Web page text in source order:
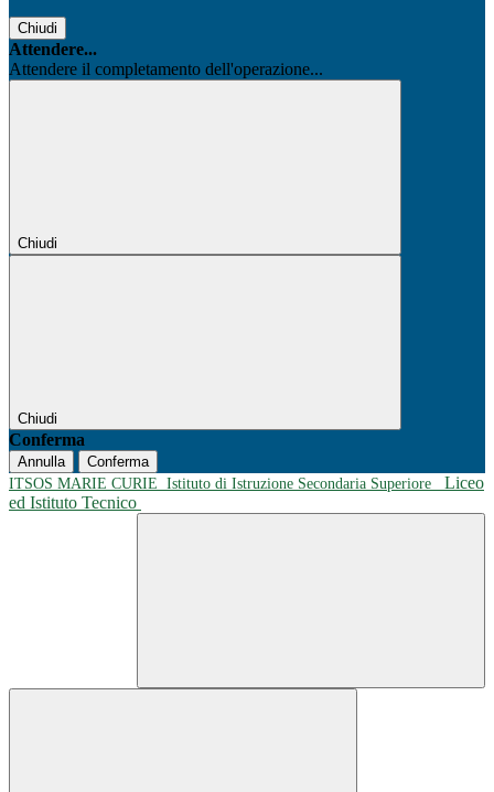
Chiudi
Attendere...
Attendere il completamento dell'operazione...
Chiudi
Chiudi
Conferma
Annulla
Conferma
ITSOS MARIE CURIE Istituto di Istruzione Secondaria Superiore
Liceo
ed Istituto Tecnico